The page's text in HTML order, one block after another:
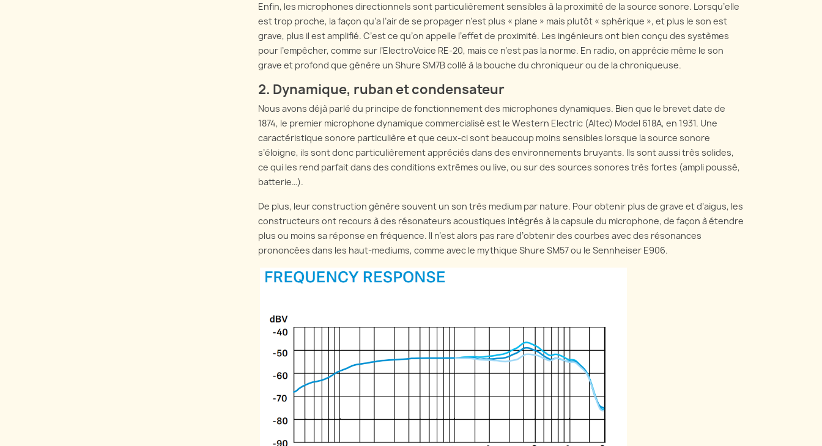
Enfin, les microphones directionnels sont particulièrement sensibles à la proximité de la source sonore. Lorsqu’elle
est trop proche, la façon qu’a l’air de se propager n’est plus « plane » mais plutôt « sphérique », et plus le son est
grave, plus il est amplifié. C’est ce qu’on appelle l’effet de proximité. Les ingénieurs ont bien conçu des systèmes
pour l’empêcher, comme sur l’ElectroVoice RE-20, mais ce n’est pas la norme. En radio, on apprécie même le son
grave et profond que génère un Shure SM7B collé à la bouche du chroniqueur ou de la chroniqueuse.
2. Dynamique, ruban et condensateur
Nous avons déjà parlé du principe de fonctionnement des microphones dynamiques. Bien que le brevet date de
1874, le premier microphone dynamique commercialisé est le Western Electric (Altec) Model 618A, en 1931. Une
caractéristique sonore particulière et que ceux-ci sont beaucoup moins sensibles lorsque la source sonore
s’éloigne, ils sont donc particulièrement appréciés dans des environnements bruyants. Ils sont aussi très solides,
ce qui les rend parfait dans des conditions extrêmes ou live, ou sur des sources sonores très fortes (ampli poussé,
batterie…).
De plus, leur construction génère souvent un son très medium par nature. Pour obtenir plus de grave et d’aigus, les
constructeurs ont recours à des résonateurs acoustiques intégrés à la capsule du microphone, de façon à étendre
plus ou moins sa réponse en fréquence. Il n’est alors pas rare d’obtenir des courbes avec des résonances
prononcées dans les haut-mediums, comme avec le mythique Shure SM57 ou le Sennheiser E906.